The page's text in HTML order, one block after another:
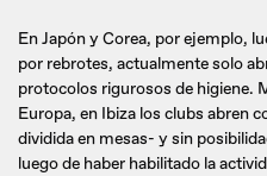
En Japón y Corea, por ejemplo,
por rebrotes, actualmente solo
protocolos rigurosos de higiene.
Europa, en Ibiza los clubs abren
dividida en mesas- y sin
luego de haber habilitado la